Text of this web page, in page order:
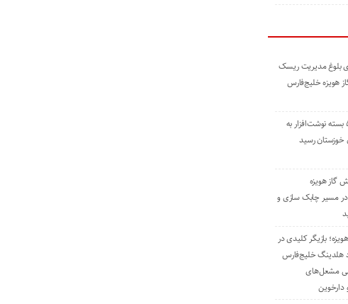
بلوغ مدیریت ریسک
هویزه خلیج‌فارس
۲ هزار و ۵۰۰ بسته نوشت‌افزار به
خوزستان رسید
گاز هویزه
مسیر چابک سازی و
بازیگر کلیدی در
هلدینگ خلیج‌فارس
مشعل‌های
دارخوین